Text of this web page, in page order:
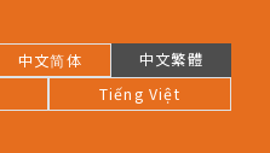
中文简体
中文繁體
Tiếng Việt